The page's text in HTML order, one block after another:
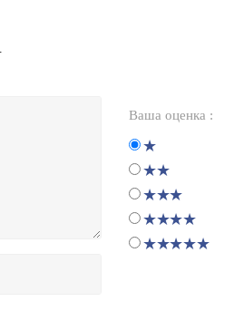
Ваша оценка :